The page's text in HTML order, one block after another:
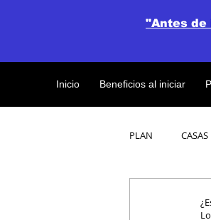
Inicio Beneficios al iniciar
"Antes de
PLAN CASAS